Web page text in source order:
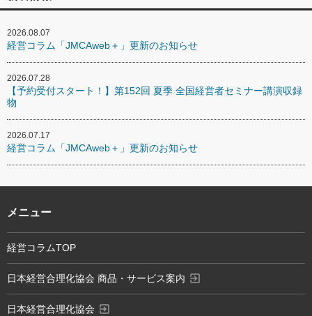
2026.08.07
経営コラム「JMCAweb＋」更新のお知らせ
2026.07.28
【予約受付スタート！】第152回 夏季 全国経営者セミナー講演収録
物
2026.07.17
経営コラム「JMCAweb＋」更新のお知らせ
メニュー
経営コラムTOP
日本経営合理化協会 商品・サービス案内 exit_to_app
日本経営合理化協会 exit_to_app